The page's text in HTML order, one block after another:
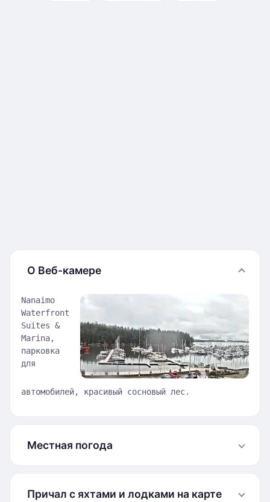
О Веб-камере
Nanaimo
Waterfront
Suites &
Marina,
парковка
для
автомобилей, красивый сосновый лес.
Местная погода
Причал с яхтами и лодками на карте